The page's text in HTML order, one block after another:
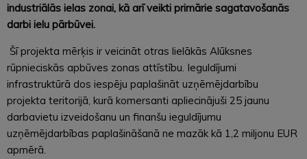
industriālās ielas zonai, kā arī veikti primārie sagatavošanās
darbi ielu pārbūvei.
Šī projekta mērķis ir veicināt otras lielākās Alūksnes
rūpnieciskās apbūves zonas attīstību. Ieguldījumi
infrastruktūrā dos iespēju paplašināt uzņēmējdarbību
projekta teritorijā, kurā komersanti apliecinājuši 25 jaunu
darbavietu izveidošanu un finanšu ieguldījumu
uzņēmējdarbības paplašināšanā ne mazāk kā 1,2 miljonu EUR
apmērā.